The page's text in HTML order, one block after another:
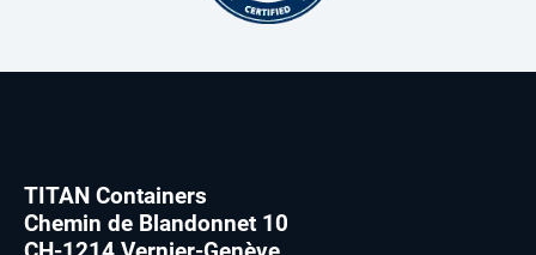
TITAN Containers
Chemin de Blandonnet 10